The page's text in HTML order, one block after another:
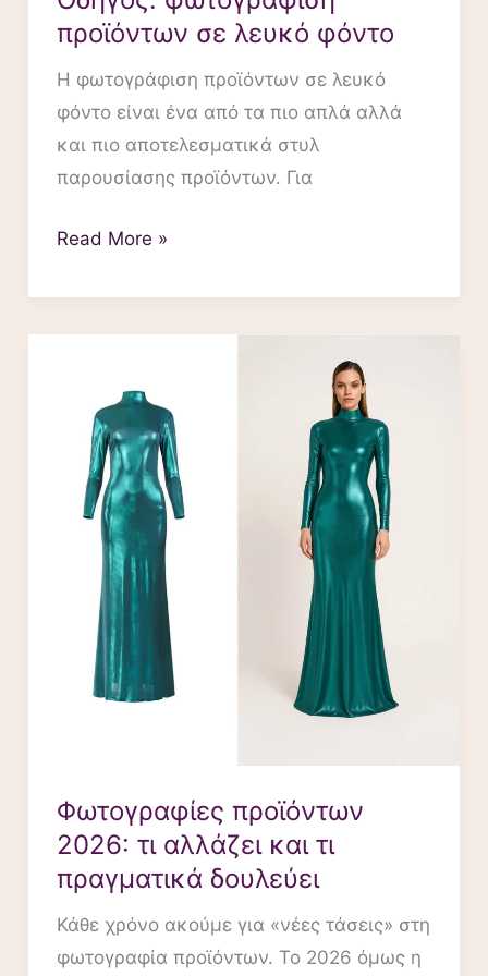
προϊόντων σε λευκό φόντο
Η φωτογράφιση προϊόντων σε λευκό
φόντο είναι ένα από τα πιο απλά αλλά
και πιο αποτελεσματικά στυλ
παρουσίασης προϊόντων. Για
Read More »
Φωτογραφίες προϊόντων
2026: τι αλλάζει και τι
πραγματικά δουλεύει
Κάθε χρόνο ακούμε για «νέες τάσεις» στη
φωτογραφία προϊόντων. Το 2026 όμως η
2026:
αλλάζει
και
πραγματικά
δουλεύει